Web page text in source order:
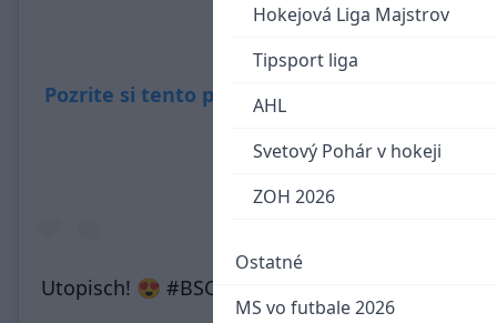
Hokejová Liga Majstrov
Tipsport liga
AHL
Svetový Pohár v hokeji
ZOH 2026
Ostatné
MS vo futbale 2026
Pozrite si tento príspevok na Instagrame
Utopisch! 😍 #BSCSGD #dfbpokal #sgd1953